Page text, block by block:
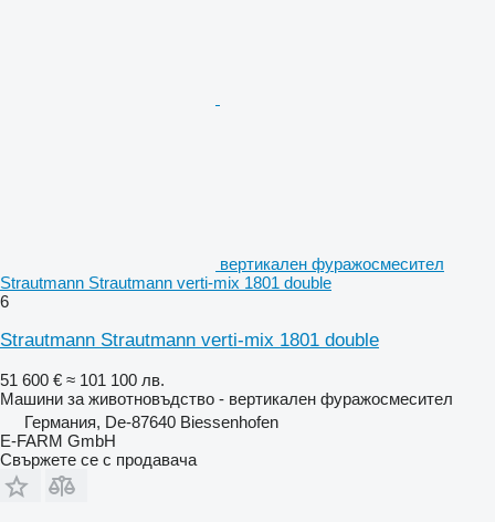
вертикален фуражосмесител
Strautmann Strautmann verti-mix 1801 double
6
Strautmann Strautmann verti-mix 1801 double
51 600 € ≈ 101 100 лв.
Машини за животновъдство - вертикален фуражосмесител
Германия, De-87640 Biessenhofen
E-FARM GmbH
Свържете се с продавача